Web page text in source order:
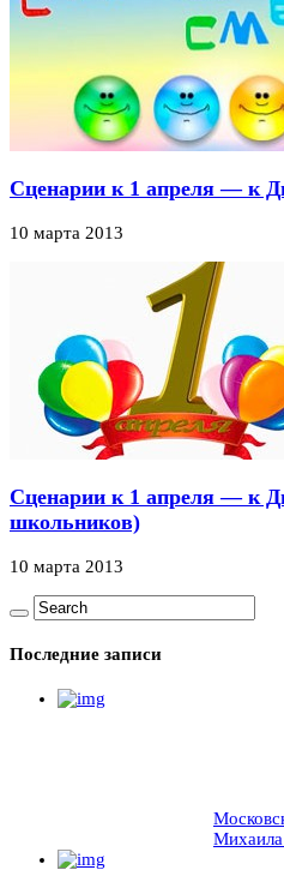
Сценарии к 1 апреля — к
10 марта 2013
Сценарии к 1 апреля — к
школьников)
10 марта 2013
Последние записи
Михаила